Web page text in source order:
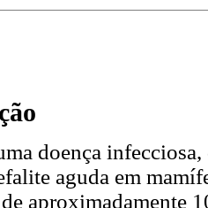
doença
aguda em
aproximadamente